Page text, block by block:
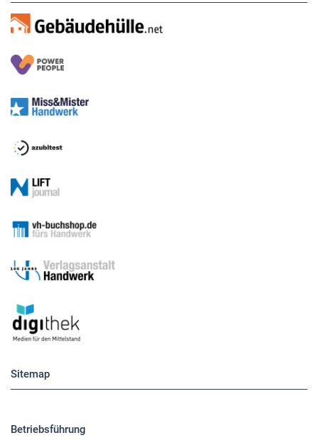
Sitemap
Betriebsführung